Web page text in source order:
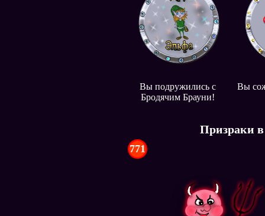
Вы подружились с
Бродячим Брауни!
Вы
Призраки
771